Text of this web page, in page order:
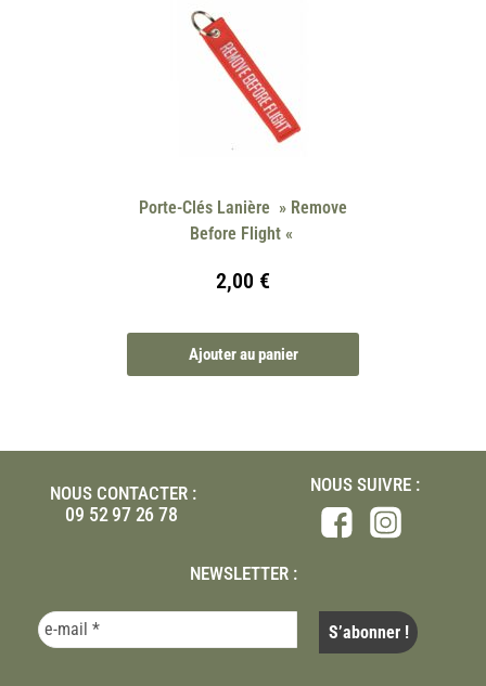
Porte-Clés Lanière » Remove
Before Flight «
2,00 €
Ajouter au panier
NOUS CONTACTER :
09 52 97 26 78
NOUS SUIVRE :
NEWSLETTER :